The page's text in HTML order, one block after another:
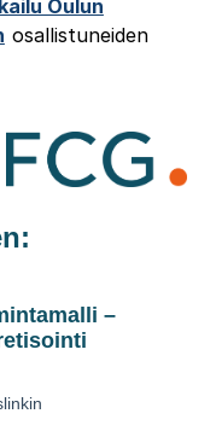
Oulun
osallistuneiden